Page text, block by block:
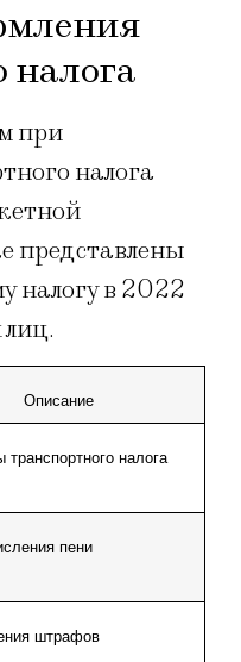
налога
при
налога
представлены
налогу в 2022
Описание
налога
пени
штрафов